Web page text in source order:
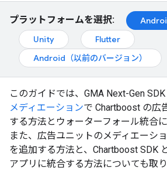
プラットフォームを選択:
Unity
Flutter
Android（以前のバージョン）
このガイドでは、 GMA Next-Gen SDK
メディエーションで Chartboost の広
する方法とウォーターフォール統合
また、広告ユニットのメディエーシ
を追加する方法と、Chartboost SDK
アプリに統合する方法についても取り